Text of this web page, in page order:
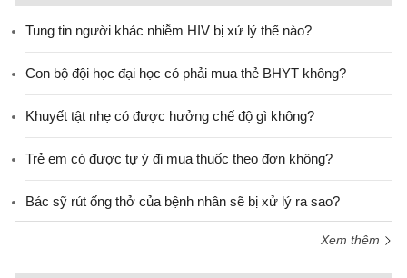
Tung tin người khác nhiễm HIV bị xử lý thế nào?
Con bộ đội học đại học có phải mua thẻ BHYT không?
Khuyết tật nhẹ có được hưởng chế độ gì không?
Trẻ em có được tự ý đi mua thuốc theo đơn không?
Bác sỹ rút ống thở của bệnh nhân sẽ bị xử lý ra sao?
Xem thêm